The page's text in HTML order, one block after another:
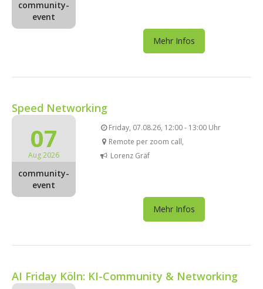
community-
event
Mehr Infos
Speed Networking
07
Aug 2026
community-
event
Friday, 07.08.26, 12:00 - 13:00 Uhr
Remote per zoom call,
Lorenz Gräf
Mehr Infos
AI Friday Köln: KI-Community & Networking